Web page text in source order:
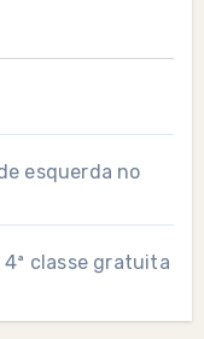
esquerda no
4ª classe gratuita